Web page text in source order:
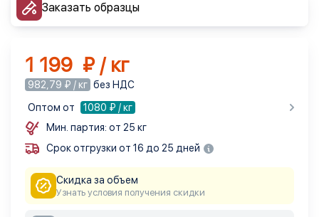
Заказать образцы
1 199 ₽ / кг
982,79 ₽ / кг без НДС
Оптом от
1080 ₽ / кг
Мин. партия: от 25 кг
Срок отгрузки от 16 до 25 дней
Скидка за объем
Узнать условия получения скидки